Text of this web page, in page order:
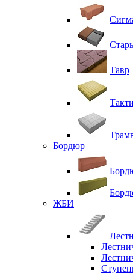
Тавр
Бордюр
ЖБИ